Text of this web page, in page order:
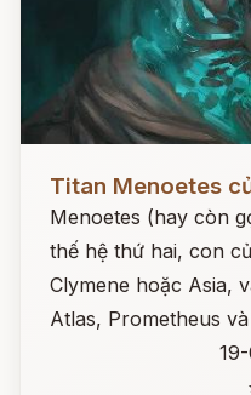
Titan Menoetes
Menoetes (hay còn
thế hệ thứ hai, con
Clymene hoặc Asia,
Atlas, Prometheus